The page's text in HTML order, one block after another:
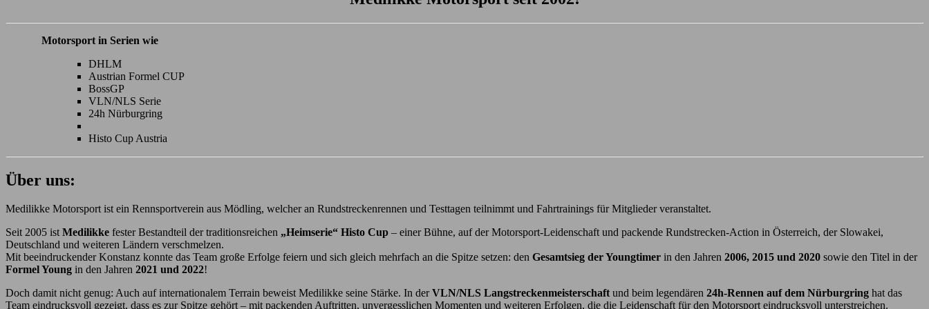
Motorsport in Serien wie
DHLM
Austrian Formel CUP
BossGP
VLN/NLS Serie
24h Nürburgring
Histo Cup Austria
Über uns:
Medilikke Motorsport ist ein Rennsportverein aus Mödling, welcher an Rundstreckenrennen und Testtagen teilnimmt und Fahrtrainings für Mitglieder veranstaltet.
Seit 2005 istMedilikke fester Bestandteil der traditionsreichen „Heimserie“ Histo Cup – einer Bühne, auf der Motorsport-Leidenschaft und packende Rundstrecken-Action in Österreich, der Slowakei,
Deutschland und weiteren Ländern verschmelzen.
Mit beeindruckender Konstanz konnte das Team große Erfolge feiern und sich gleich mehrfach an die Spitze setzen: den Gesamtsieg der Youngtimer in den Jahren 2006, 2015 und 2020 sowie den Titel in der
Formel Young in den Jahren 2021 und 2022!
Doch damit nicht genug: Auch auf internationalem Terrain beweist Medilikke seine Stärke. In derVLN/NLS Langstreckenmeisterschaftund beim legendären 24h-Rennen auf dem Nürburgring hat das
Team eindrucksvoll gezeigt, dass es zur Spitze gehört – mit packenden Auftritten, unvergesslichen Momenten und weiteren Erfolgen, die die Leidenschaft für den Motorsport eindrucksvoll unterstreichen.